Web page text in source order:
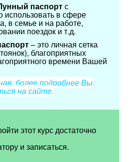
паспортс
использовать в сфере
в семье и на работе,
поездок и т.д.
– это личная сетка
благоприятных
времени Вашей
более подробнее Вы
на сайте.
этот курс достаточно
и записаться.